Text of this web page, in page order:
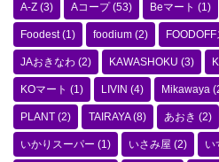
A-Z (3) Aコープ(53) Beマート (1)
Foodest(1) foodium (2)
JAおきなわ (2) KAWASHOKU (3)
KOマート (1) LIVIN (4) Mikawaya
PLANT (2) TAIRAYA(8) あおき (2)
いかりスーパー (1) いさみ屋 (2) い